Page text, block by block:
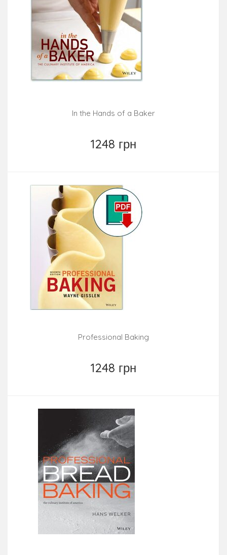
In the Hands of a Baker
1248 грн
Professional Baking
1248 грн